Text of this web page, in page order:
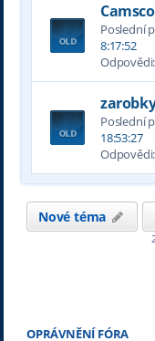
Poslední
8:17:52
Odpovědi:
Poslední
18:53:27
Odpovědi:
Nové téma
OPRÁVNĚNÍ FÓRA